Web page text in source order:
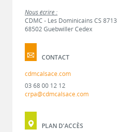
Nous écrire :
CDMC - Les Dominicains CS 8713
68502 Guebwiller Cedex
CONTACT
cdmcalsace.com
03 68 00 12 12
crpa@cdmcalsace.com
PLAN D'ACCÈS